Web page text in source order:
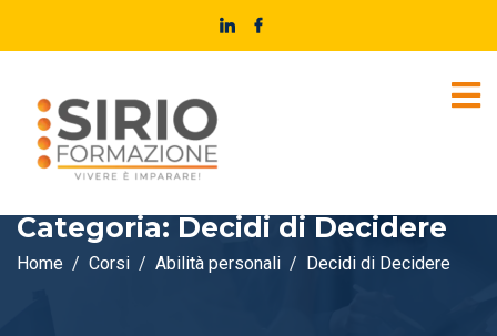
Categoria: Decidi di Decidere
Home Corsi Abilità personali Decidi di Decidere